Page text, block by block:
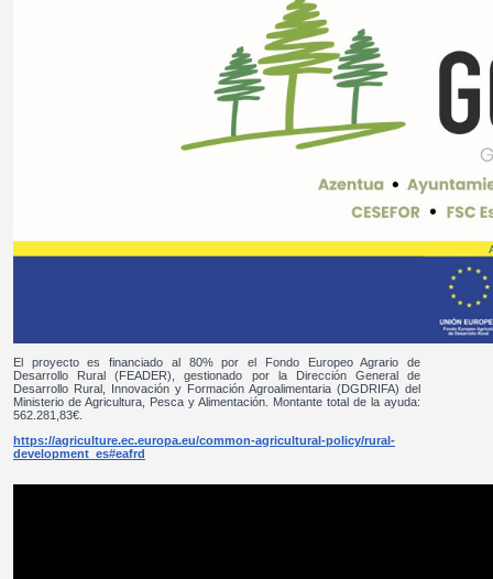
El proyecto es financiado al 80% por el Fondo Europeo Agrario de
Desarrollo Rural (FEADER), gestionado por la Dirección General de
Desarrollo Rural, Innovación y Formación Agroalimentaria (DGDRIFA) del
Ministerio de Agricultura, Pesca y Alimentación. Montante total de la ayuda:
562.281,83€.
https://agriculture.ec.europa.eu/common-agricultural-policy/rural-
development_es#eafrd